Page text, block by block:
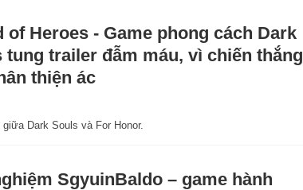
of Heroes - Game phong cách Dark
tung trailer đẫm máu, vì chiến thắng
thiện ác
Dark Souls và For Honor.
SgyuinBaldo – game hành